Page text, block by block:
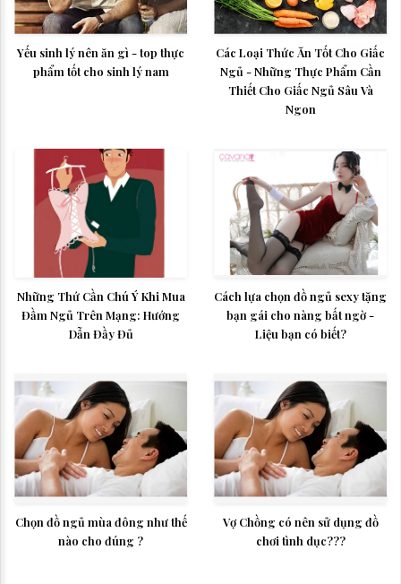
Yếu sinh lý nên ăn gì - top thực
phẩm tốt cho sinh lý nam
Các Loại Thức Ăn Tốt Cho Giấc
Ngủ - Những Thực Phẩm Cần
Thiết Cho Giấc Ngủ Sâu Và
Ngon
Những Thứ Cần Chú Ý Khi Mua
Đầm Ngủ Trên Mạng: Hướng
Dẫn Đầy Đủ
Cách lựa chọn đồ ngủ sexy tặng
bạn gái cho nàng bất ngờ -
Liệu bạn có biết?
Chọn đồ ngủ mùa đông như thế
nào cho đúng ?
Vợ Chồng có nên sử dụng đồ
chơi tình dục???